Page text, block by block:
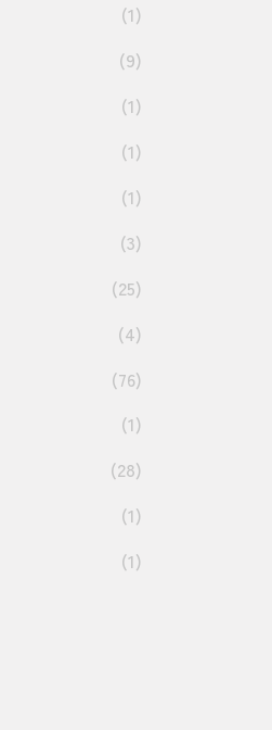
(1)
(9)
(1)
(1)
(1)
(3)
(25)
(4)
(76)
(1)
(28)
(1)
(1)